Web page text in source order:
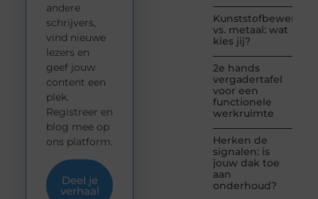
vs. metaal: wat
kies jij?
2e hands
vergadertafel
voor een
functionele
werkruimte
Herken de
signalen: is
jouw dak toe
aan
onderhoud?
andere
schrijvers,
vind nieuwe
lezers en
geef jouw
content een
plek.
Registreer en
blog mee op
ons platform.
Deel je
verhaal